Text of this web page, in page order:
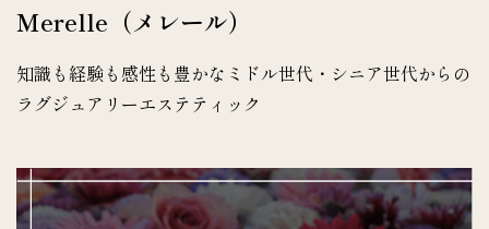
Merelle（メレール）
知識も経験も感性も豊かなミドル世代・シニア世代からの
ラグジュアリーエステティック